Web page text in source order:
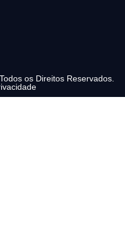
os Direitos Reservados.